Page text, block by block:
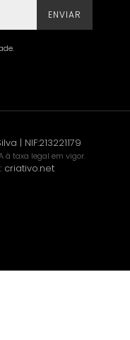
ENVIAR
.
| NIF:213221179
à taxa legal em vigor.
: criativo.net